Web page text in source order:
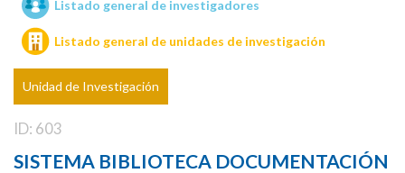
Unidades de investigación
Listado general de investigadores
Listado general de unidades de investigación
Unidad de Investigación
ID: 603
SISTEMA BIBLIOTECA DOCUMENTACIÓN